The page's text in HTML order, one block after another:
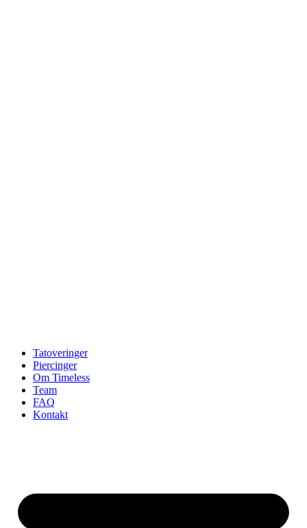
Tatoveringer
Piercinger
Om Timeless
Team
FAQ
Kontakt